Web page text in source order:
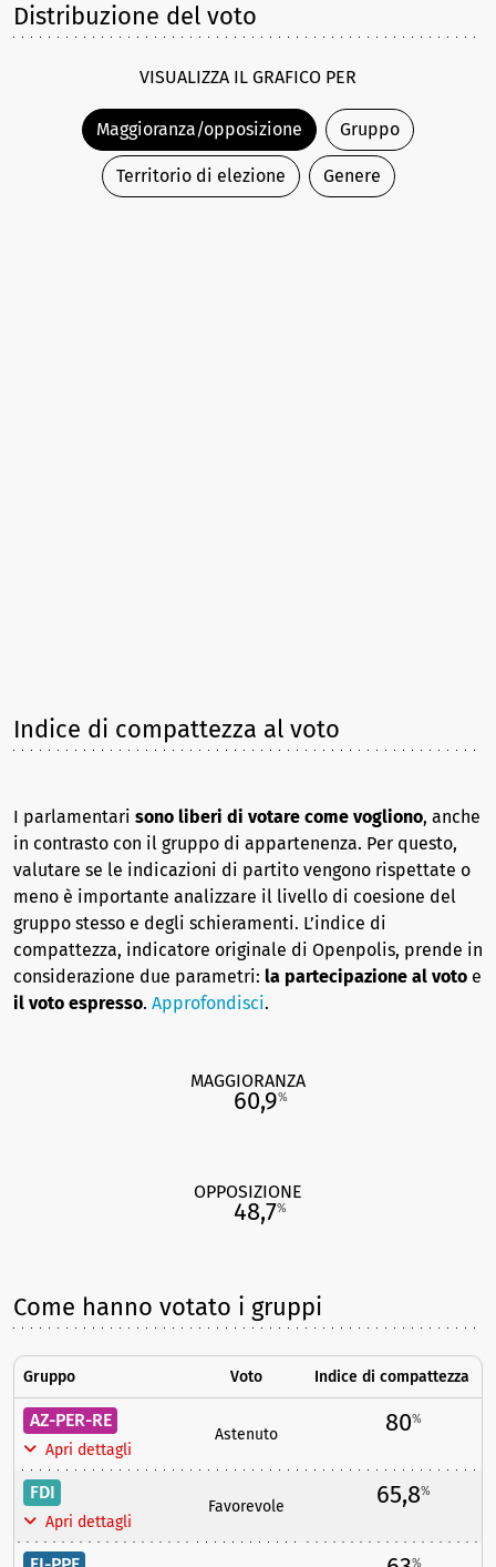
Distribuzione del voto
VISUALIZZA IL GRAFICO PER
Maggioranza/opposizione Gruppo
Territorio di elezione Genere
Indice di compattezza al voto
I parlamentari sono liberi di votare come vogliono, anche
in contrasto con il gruppo di appartenenza. Per questo,
valutare se le indicazioni di partito vengono rispettate o
meno è importante analizzare il livello di coesione del
gruppo stesso e degli schieramenti. L’indice di
compattezza, indicatore originale di Openpolis, prende in
considerazione due parametri: la partecipazione al voto e
il voto espresso. Approfondisci.
MAGGIORANZA
60,9%
OPPOSIZIONE
48,7%
Come hanno votato i gruppi
Gruppo Voto Indice di compattezza
AZ-PER-RE
Apri dettagli
Astenuto 80%
FDI
Apri dettagli
Favorevole 65,8%
%